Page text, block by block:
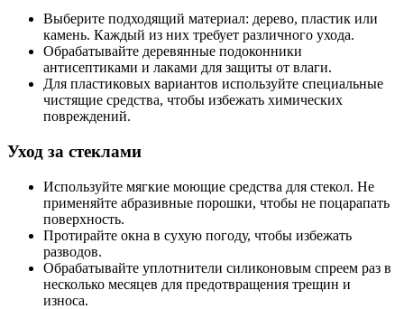
Выберите подходящий материал: дерево, пластик или
камень. Каждый из них требует различного ухода.
Обрабатывайте деревянные подоконники
антисептиками и лаками для защиты от влаги.
Для пластиковых вариантов используйте специальные
чистящие средства, чтобы избежать химических
повреждений.
Уход за стеклами
Используйте мягкие моющие средства для стекол. Не
применяйте абразивные порошки, чтобы не поцарапать
поверхность.
Протирайте окна в сухую погоду, чтобы избежать
разводов.
Обрабатывайте уплотнители силиконовым спреем раз в
несколько месяцев для предотвращения трещин и
износа.